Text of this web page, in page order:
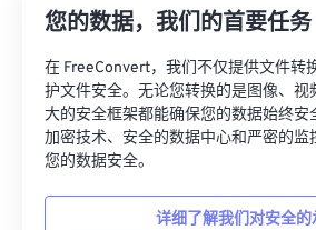
您的数据，我们的首要任务
在 FreeConvert，我们不仅提供文件转
护文件安全。无论您转换的是图像、视
大的安全框架都能确保您的数据始终安
加密技术、安全的数据中心和严密的监
您的数据安全。
详细了解我们对安全的